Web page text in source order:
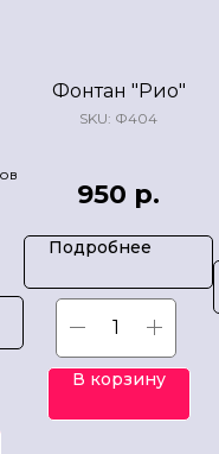
Фонтан "Рио"
SKU: Ф404
950 р.
Подробнее
В корзину